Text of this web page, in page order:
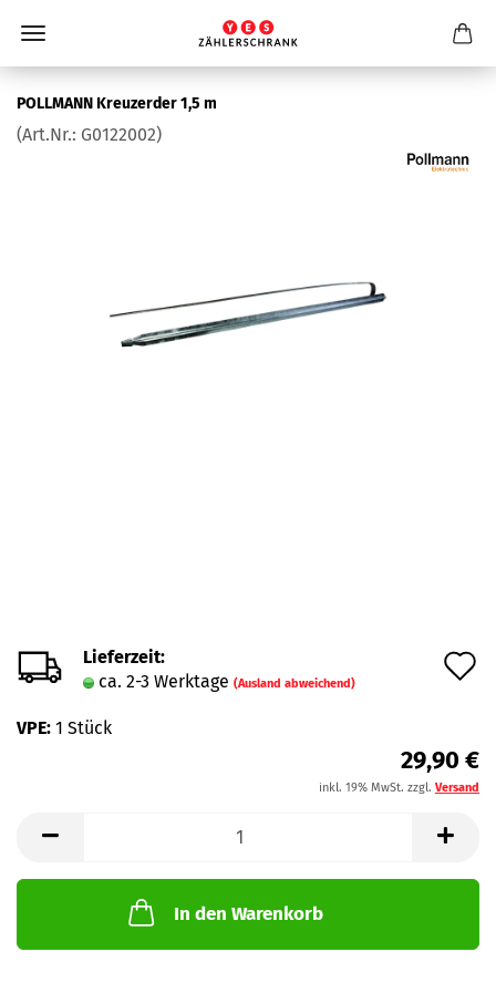
POLL­MANN Kreu­zer­der 1,5 m
(Art.Nr.: G0122002)
Lieferzeit:
ca. 2-3 Werktage (Ausland abweichend)
VPE: 1 Stück
29,90 €
inkl. 19% MwSt. zzgl. Versand
In den Warenkorb